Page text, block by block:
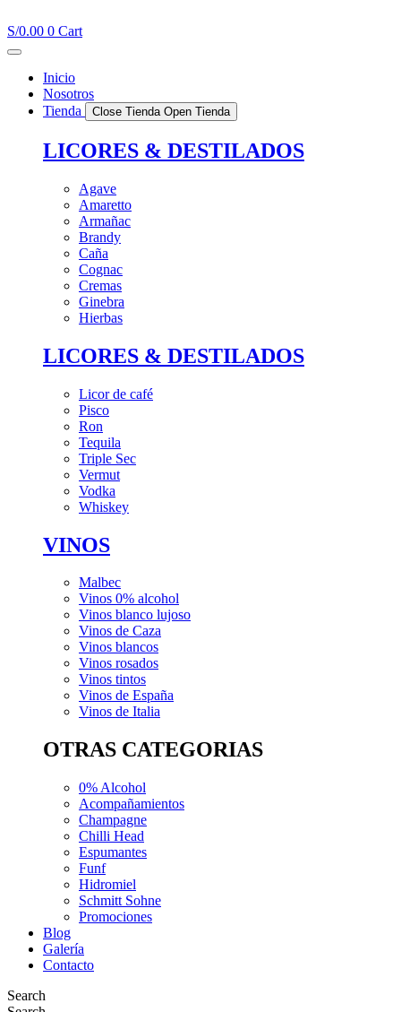
al
contenido
S/0.00 0 Cart
Inicio
Nosotros
Tienda
Close Tienda Open Tienda
LICORES & DESTILADOS
Agave
Amaretto
Armañac
Brandy
Caña
Cognac
Cremas
Ginebra
Hierbas
LICORES & DESTILADOS
Licor de café
Pisco
Ron
Tequila
Triple Sec
Vermut
Vodka
Whiskey
VINOS
Malbec
Vinos 0% alcohol
Vinos blanco lujoso
Vinos de Caza
Vinos blancos
Vinos rosados
Vinos tintos
Vinos de España
Vinos de Italia
OTRAS CATEGORIAS
0% Alcohol
Acompañamientos
Champagne
Chilli Head
Espumantes
Funf
Hidromiel
Schmitt Sohne
Promociones
Blog
Galería
Contacto
Search